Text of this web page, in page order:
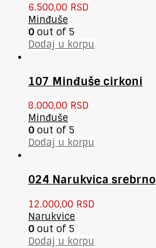
6.500,00 RSD
Minđuše
0 out of 5
Dodaj u korpu
107 Minđuše cirkoni
8.000,00 RSD
Minđuše
0 out of 5
Dodaj u korpu
024 Narukvica srebrno
12.000,00 RSD
Narukvice
0 out of 5
Dodaj u korpu